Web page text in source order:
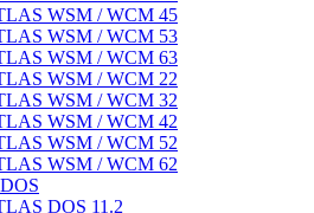
WSM / WCM 45
WSM / WCM 53
WSM / WCM 63
WSM / WCM 22
WSM / WCM 32
WSM / WCM 42
WSM / WCM 52
WSM / WCM 62
DOS 11.2